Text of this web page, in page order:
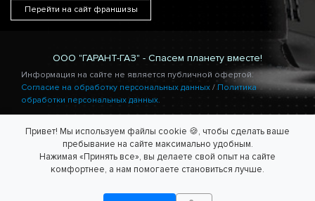
Привет! Мы используем файлы cookie 🍪, чтобы сделать ваше
пребывание на сайте максимально удобным.
Нажимая «Принять все», вы делаете свой опыт на сайте
комфортнее, а нам помогаете становиться лучше.
Перейти на сайт франшизы
ООО "ГАРАНТ-ГАЗ" - Спасем планету вместе!
Информация на сайте не является публичной офертой.
Согласие на обработку персональных данных / Политика
обработки персональных данных.